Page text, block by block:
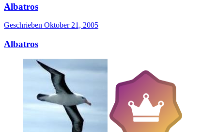
Albatros
Geschrieben Oktober 21, 2005
Albatros